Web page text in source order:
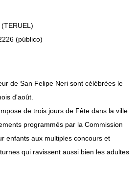
(público)
de San Felipe Neri sont célébrées le
d'août.
de trois jours de Fête dans la ville
programmés par la Commission
enfants aux multiples concours et
qui ravissent aussi bien les adultes